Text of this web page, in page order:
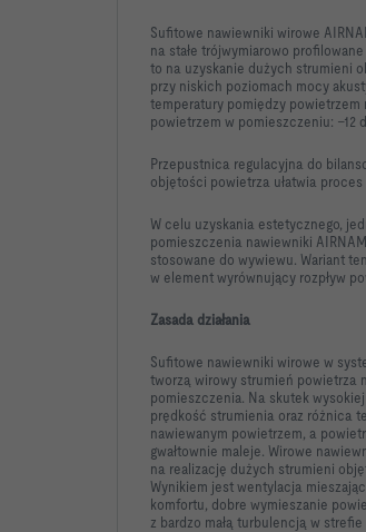
Sufitowe nawiewniki wirowe
na stałe trójwymiarowo
to na uzyskanie dużych strumieni
przy niskich poziomach mocy
temperatury pomiędzy powietrzem
powietrzem w pomieszczeniu: –12
Przepustnica regulacyjna do
objętości powietrza ułatwia
W celu uzyskania estetycznego,
pomieszczenia nawiewniki
stosowane do wywiewu. Wariant
w element wyrównujący rozpływ
Zasada działania
Sufitowe nawiewniki wirowe w
tworzą wirowy strumień powietrza
pomieszczenia. Na skutek
prędkość strumienia oraz różnica
nawiewanym powietrzem, a
gwałtownie maleje. Wirowe
na realizację dużych strumieni
Wynikiem jest wentylacja
komfortu, dobre wymieszanie
z bardzo małą turbulencją w